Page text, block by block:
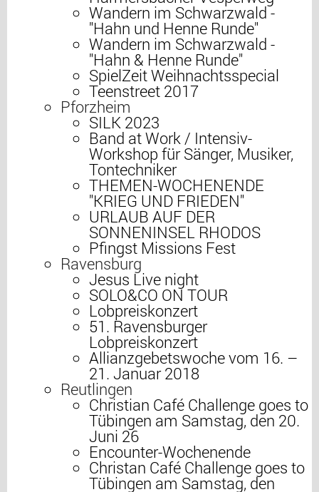
Wandern im Schwarzwald -
"Hahn und Henne Runde"
Wandern im Schwarzwald -
"Hahn & Henne Runde"
SpielZeit Weihnachtsspecial
Teenstreet 2017
Pforzheim
SILK 2023
Band at Work / Intensiv-
Workshop für Sänger, Musiker,
Tontechniker
THEMEN-WOCHENENDE
"KRIEG UND FRIEDEN"
URLAUB AUF DER
SONNENINSEL RHODOS
Pfingst Missions Fest
Ravensburg
Jesus Live night
SOLO&CO ON TOUR
Lobpreiskonzert
51. Ravensburger
Lobpreiskonzert
Allianzgebetswoche vom 16. –
21. Januar 2018
Reutlingen
Christian Café Challenge goes to
Tübingen am Samstag, den 20.
Juni 26
Encounter-Wochenende
Christan Café Challenge goes to
Tübingen am Samstag, den